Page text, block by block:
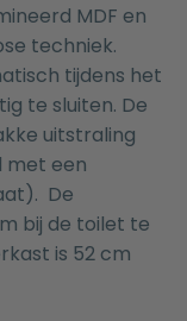
MDF en
techniek.
tijdens het
te sluiten. De
uitstraling
met een
De
bij de toilet te
is 52 cm